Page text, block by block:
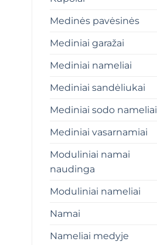
Medinės pavėsinės
Mediniai garažai
Mediniai nameliai
Mediniai sandėliukai
Mediniai sodo nameliai
Mediniai vasarnamiai
Moduliniai namai
naudinga
Moduliniai nameliai
Namai
Nameliai medyje